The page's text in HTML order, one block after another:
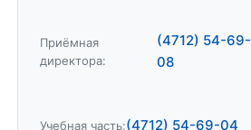
Приёмная
директора:
(4712) 54-69-
08
Учебная часть:(4712) 54-69-04